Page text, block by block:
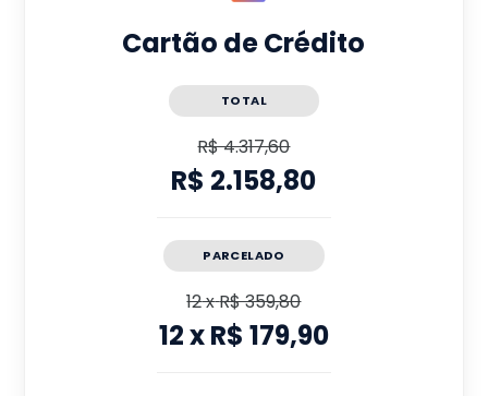
Cartão de Crédito
TOTAL
R$ 4.317,60
R$ 2.158,80
PARCELADO
12xR$ 359,80
12xR$ 179,90